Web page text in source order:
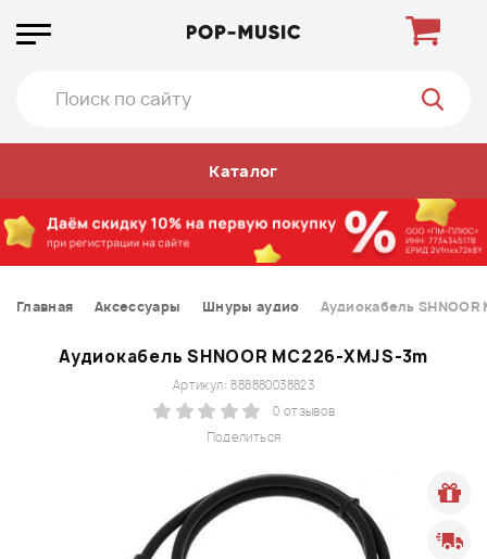
Каталог
Главная Аксессуары Шнуры аудио Аудиокабель SHNOOR
Аудиокабель SHNOOR MC226-XMJS-3m
Поделиться
Артикул: 888880038823
0 отзывов